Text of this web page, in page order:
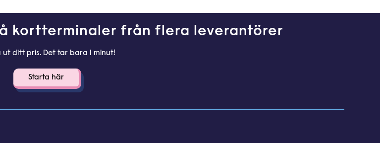
kortterminaler från flera leverantörer
ut ditt pris. Det tar bara 1 minut!